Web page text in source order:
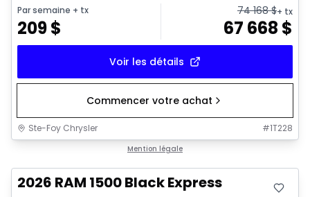
Par semaine + tx
209$
74 168$+ tx
67 668 $
Voir les détails
Commencer votre achat
Ste-Foy Chrysler #1T228
Mention légale
2026 RAM 1500 Black Express